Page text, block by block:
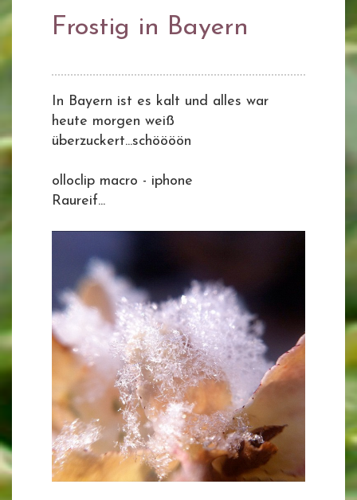
Frostig in Bayern
In Bayern ist es kalt und alles war
heute morgen weiß
überzuckert...schöööön
olloclip macro - iphone
Raureif...